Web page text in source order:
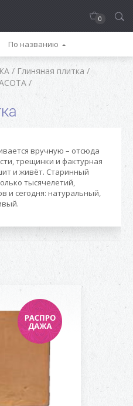
0
/ Глиняная плитка /
/
вручную – отсюда
трещинки и фактурная
и живёт. Старинный
тысячелетий,
и сегодня: натуральный,
По названию